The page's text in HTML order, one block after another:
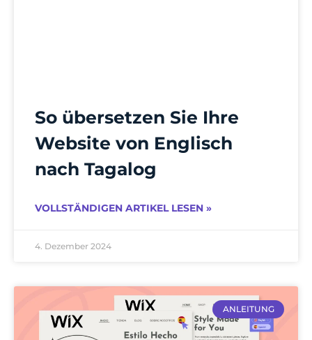
So übersetzen Sie Ihre
Website von Englisch
nach Tagalog
VOLLSTÄNDIGEN ARTIKEL LESEN »
4. Dezember 2024
ANLEITUNG